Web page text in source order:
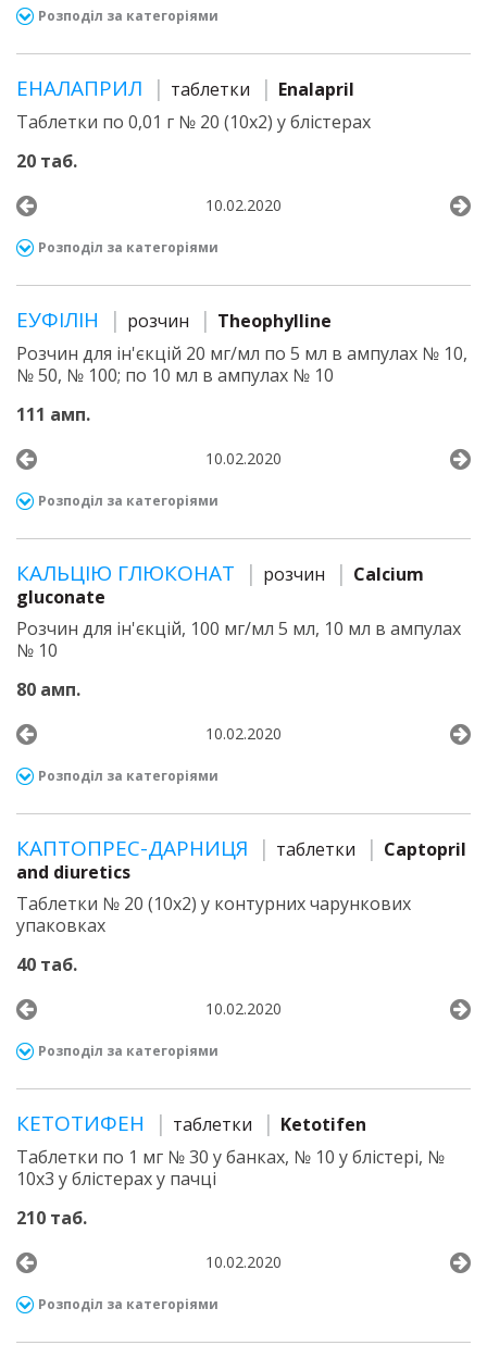
Розподіл за категоріями
ЕНАЛАПРИЛ таблетки
Enalapril
Таблетки по 0,01 г № 20 (10х2) у блістерах
20 таб.
10.02.2020
Розподіл за категоріями
ЕУФІЛІН розчин
Theophylline
Розчин для ін'єкцій 20 мг/мл по 5 мл в ампулах № 10,
№ 50, № 100; по 10 мл в ампулах № 10
111 амп.
10.02.2020
Розподіл за категоріями
КАЛЬЦІЮ ГЛЮКОНАТ розчин
Calcium
gluconate
Розчин для ін'єкцій, 100 мг/мл 5 мл, 10 мл в ампулах
№ 10
80 амп.
10.02.2020
Розподіл за категоріями
КАПТОПРЕС-ДАРНИЦЯ таблетки
Captopril
and diuretics
Таблетки № 20 (10х2) у контурних чарункових
упаковках
40 таб.
10.02.2020
Розподіл за категоріями
КЕТОТИФЕН таблетки
Ketotifen
Таблетки по 1 мг № 30 у банках, № 10 у блістері, №
10х3 у блістерах у пачці
210 таб.
10.02.2020
Розподіл за категоріями